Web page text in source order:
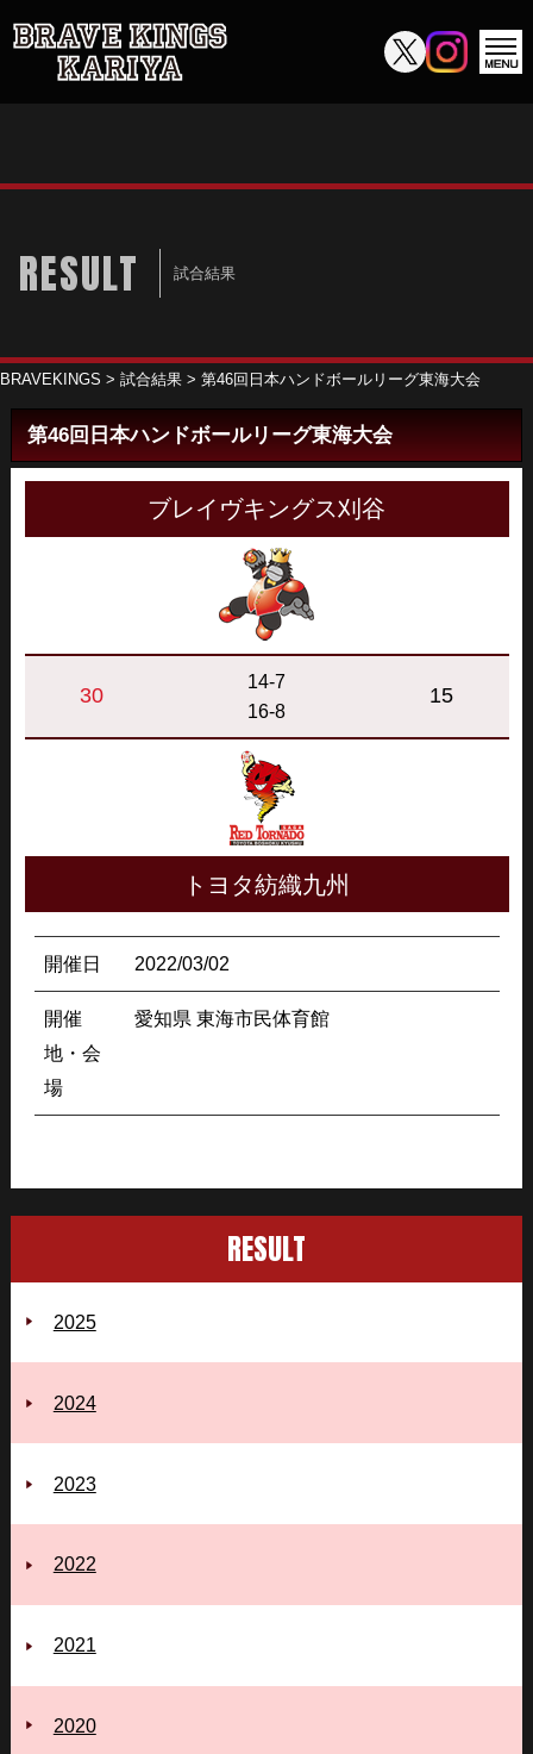
RESULT 試合結果
BRAVEKINGS > 試合結果 > 第46回日本ハンドボールリーグ東海大会
第46回日本ハンドボールリーグ東海大会
ブレイヴキングス刈谷
30
14-7
16-8
15
トヨタ紡織九州
開催日 2022/03/02
開催
地・会
場
愛知県 東海市民体育館
RESULT
2025
2024
2023
2022
2021
2020